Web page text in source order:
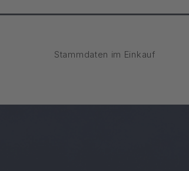
Stammdaten im Einkauf